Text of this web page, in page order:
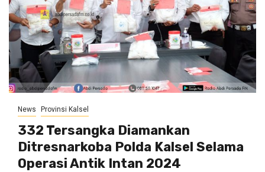
News Provinsi Kalsel
332 Tersangka Diamankan
Ditresnarkoba Polda Kalsel Selama
Operasi Antik Intan 2024